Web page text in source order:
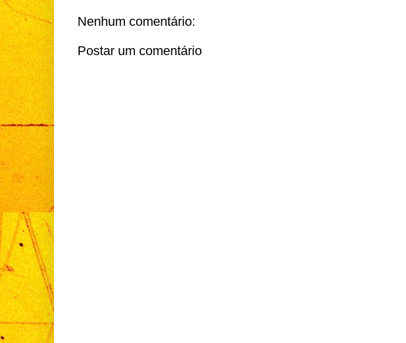
Nenhum comentário:
Postar um comentário